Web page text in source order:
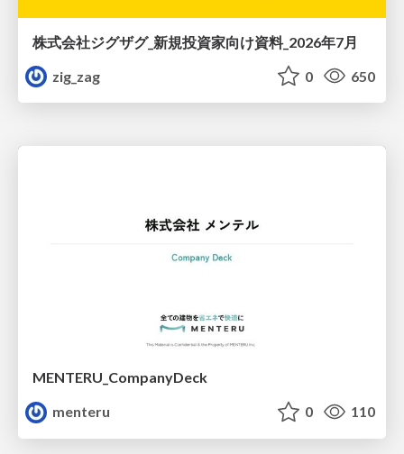
株式会社ジグザグ_新規投資家向け資料_2026年7月
zig_zag
0 650
MENTERU_CompanyDeck
menteru
0 110